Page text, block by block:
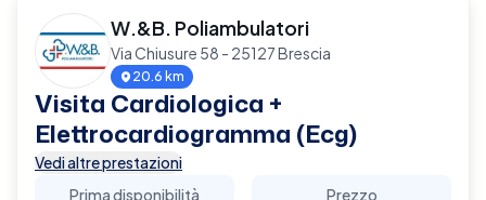
W.&B. Poliambulatori
Via Chiusure 58 - 25127 Brescia
20.6 km
Visita Cardiologica +
Elettrocardiogramma (Ecg)
Vedi altre prestazioni
Prima disponibilità
Prezzo